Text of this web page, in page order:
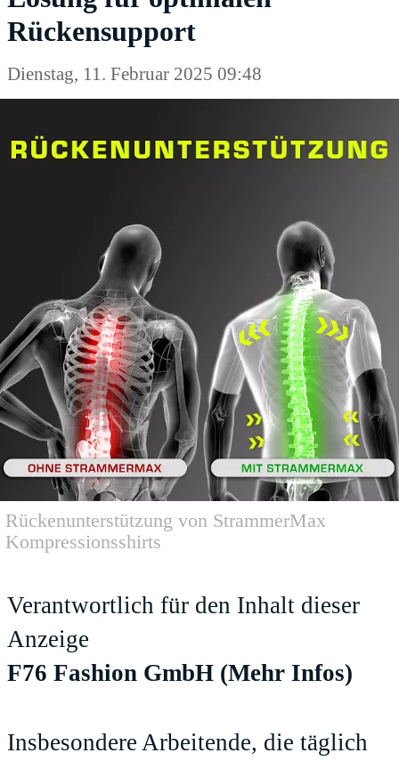
Rückensupport
Rückenunterstützung von StrammerMax
Kompressionsshirts
Verantwortlich für den Inhalt dieser
Anzeige
F76 Fashion GmbH (Mehr Infos)
Dienstag, 11. Februar 2025 09:48
Insbesondere Arbeitende, die täglich